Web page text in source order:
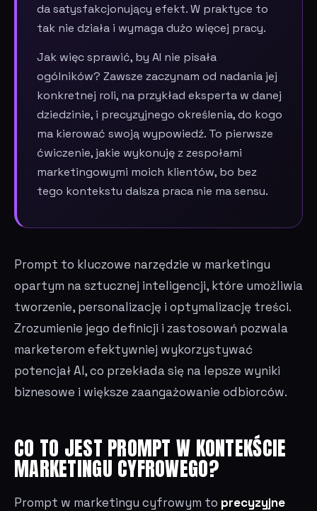
da satysfakcjonujący efekt. W praktyce to
tak nie działa i wymaga dużo więcej pracy.
Jak więc sprawić, by AI nie pisała
ogólników? Zawsze zaczynam od nadania jej
konkretnej roli, na przykład eksperta w danej
dziedzinie, i precyzyjnego określenia, do kogo
ma kierować swoją wypowiedź. To pierwsze
ćwiczenie, jakie wykonuję z zespołami
marketingowymi moich klientów, bo bez
tego kontekstu dalsza praca nie ma sensu.
Prompt to kluczowe narzędzie w marketingu
opartym na sztucznej inteligencji, które umożliwia
tworzenie, personalizację i optymalizację treści.
Zrozumienie jego definicji i zastosowań pozwala
marketerom efektywniej wykorzystywać
potencjał AI, co przekłada się na lepsze wyniki
biznesowe i większe zaangażowanie odbiorców.
CO TO JEST PROMPT W KONTEKŚCIE
MARKETINGU CYFROWEGO?
Prompt w marketingu cyfrowym to precyzyjne